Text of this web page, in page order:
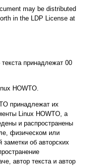
may be distributed
in the LDP License at
принадлежат 00
HOWTO.
принадлежат их
Linux HOWTO, а
и распространены
физическом или
об авторских
автор текста и автор